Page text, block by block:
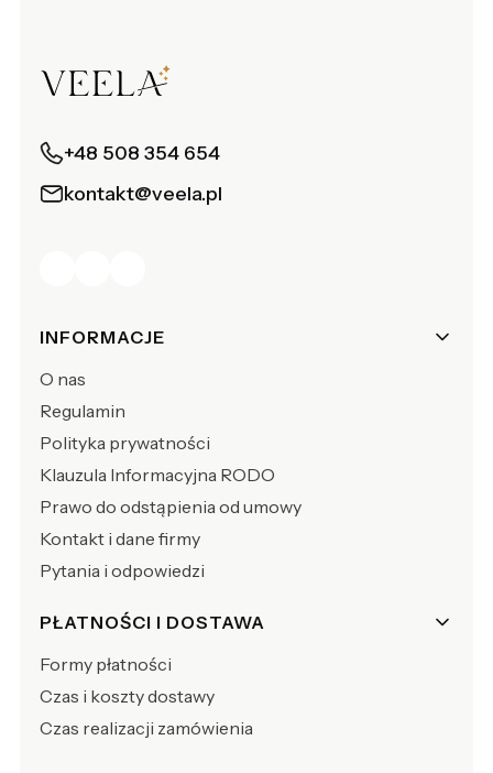
+48 508 354 654
kontakt@veela.pl
Linki w stopce
INFORMACJE
O nas
Regulamin
Polityka prywatności
Klauzula Informacyjna RODO
Prawo do odstąpienia od umowy
Kontakt i dane firmy
Pytania i odpowiedzi
PŁATNOŚCI I DOSTAWA
Formy płatności
Czas i koszty dostawy
Czas realizacji zamówienia